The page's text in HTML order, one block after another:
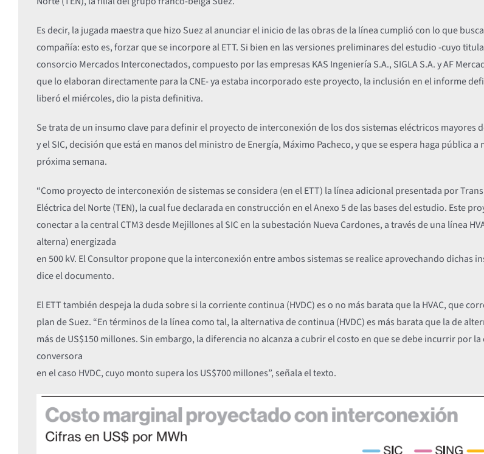
Es decir, la jugada maestra que hizo Suez al anunciar el inicio de las obras de la línea cumplió con lo que
compañía: esto es, forzar que se incorpore al ETT. Si bien en las versiones preliminares del estudio -cuyo
consorcio Mercados Interconectados, compuesto por las empresas KAS Ingeniería S.A., SIGLA S.A. y AF
que lo elaboran directamente para la CNE- ya estaba incorporado este proyecto, la inclusión en el informe
liberó el miércoles, dio la pista definitiva.
Se trata de un insumo clave para definir el proyecto de interconexión de los dos sistemas eléctricos mayores
y el SIC, decisión que está en manos del ministro de Energía, Máximo Pacheco, y que se espera haga pública a
próxima semana.
“Como proyecto de interconexión de sistemas se considera (en el ETT) la línea adicional presentada por
Eléctrica del Norte (TEN), la cual fue declarada en construcción en el Anexo 5 de las bases del estudio. Este
conectar a la central CTM3 desde Mejillones al SIC en la subestación Nueva Cardones, a través de una línea
alterna) energizada
en 500 kV. El Consultor propone que la interconexión entre ambos sistemas se realice aprovechando dichas
dice el documento.
El ETT también despeja la duda sobre si la corriente continua (HVDC) es o no más barata que la HVAC, que
plan de Suez. “En términos de la línea como tal, la alternativa de continua (HVDC) es más barata que la de
más de US$150 millones. Sin embargo, la diferencia no alcanza a cubrir el costo en que se debe incurrir por la
conversora
en el caso HVDC, cuyo monto supera los US$700 millones”, señala el texto.